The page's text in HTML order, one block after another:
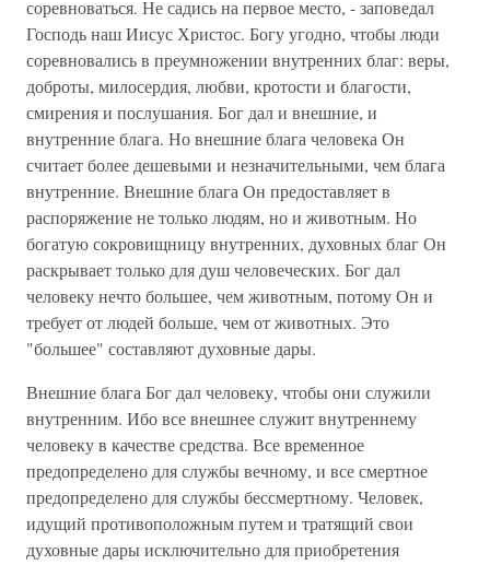
соревноваться. Не садись на первое место, - заповедал
Господь наш Иисус Христос. Богу угодно, чтобы люди
соревновались в преумножении внутренних благ: веры,
доброты, милосердия, любви, кротости и благости,
смирения и послушания. Бог дал и внешние, и
внутренние блага. Но внешние блага человека Он
считает более дешевыми и незначительными, чем блага
внутренние. Внешние блага Он предоставляет в
распоряжение не только людям, но и животным. Но
богатую сокровищницу внутренних, духовных благ Он
раскрывает только для душ человеческих. Бог дал
человеку нечто большее, чем животным, потому Он и
требует от людей больше, чем от животных. Это
"большее" составляют духовные дары.
Внешние блага Бог дал человеку, чтобы они служили
внутренним. Ибо все внешнее служит внутреннему
человеку в качестве средства. Все временное
предопределено для службы вечному, и все смертное
предопределено для службы бессмертному. Человек,
идущий противоположным путем и тратящий свои
духовные дары исключительно для приобретения